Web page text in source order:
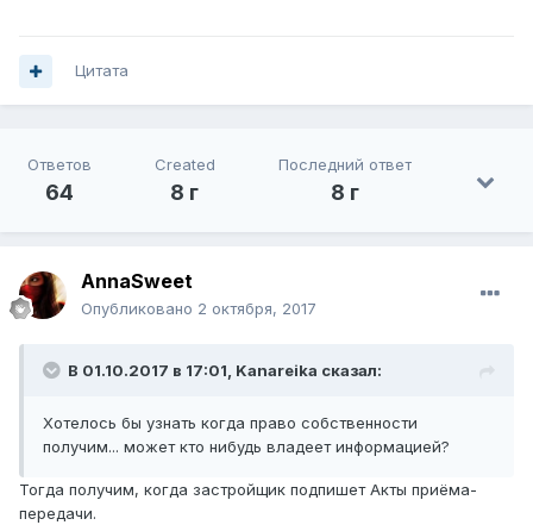
Цитата
Ответов
64
Created
8 г
Последний ответ
8 г
AnnaSweet
Опубликовано 2 октября, 2017
В 01.10.2017 в 17:01, Kanareika сказал:
Хотелось бы узнать когда право собственности
получим... может кто нибудь владеет информацией?
Тогда получим, когда застройщик подпишет Акты приёма-
передачи.